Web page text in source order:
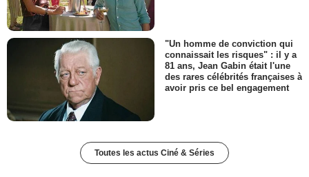
"Un homme de conviction qui
connaissait les risques" : il y a
81 ans, Jean Gabin était l'une
des rares célébrités françaises à
avoir pris ce bel engagement
Toutes les actus Ciné & Séries